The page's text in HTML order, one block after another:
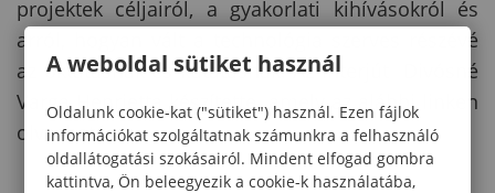
projektek céljairól, a gyakorlati kihívásokról és
arról, hogyan vált a technológia szerves részévé
az oktatásnak és kutatásnak. Az interjút Divósné
Varga Henrietta készítette, amely az alábbi linken
olvasható:
A weboldal sütiket használ
Oldalunk cookie-kat ("sütiket") használ. Ezen fájlok
információkat szolgáltatnak számunkra a felhasználó
oldallátogatási szokásairól. Mindent elfogad gombra
kattintva, Ön beleegyezik a cookie-k használatába,